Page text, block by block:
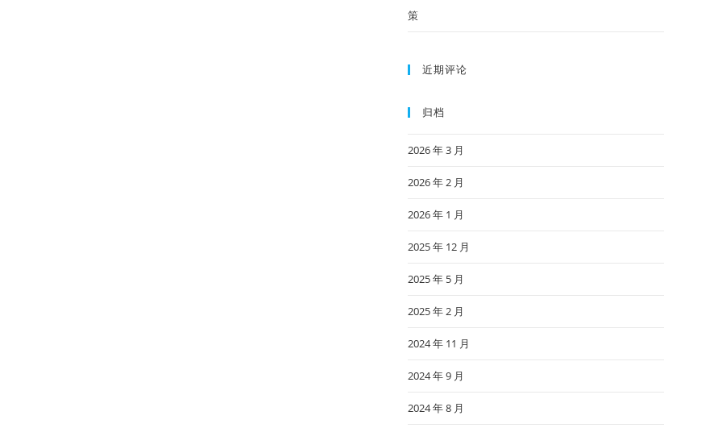
策
近期评论
归档
2026 年 3 月
2026 年 2 月
2026 年 1 月
2025 年 12 月
2025 年 5 月
2025 年 2 月
2024 年 11 月
2024 年 9 月
2024 年 8 月